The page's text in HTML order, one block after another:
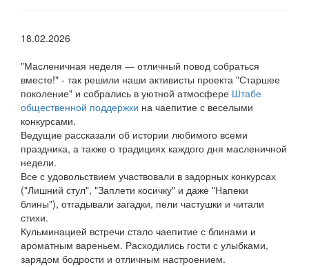
18.02.2026
"Масленичная неделя — отличный повод собраться
вместе!" - так решили наши активисты проекта "Старшее
поколение" и собрались в уютной атмосфере Штабе
общественной поддержки на чаепитие с веселыми
конкурсами.
Ведущие рассказали об истории любимого всеми
праздника, а также о традициях каждого дня масленичной
недели.
Все с удовольствием участвовали в задорных конкурсах
("Лишний стул", "Заплети косичку" и даже "Напеки
блины"), отгадывали загадки, пели частушки и читали
стихи.
Кульминацией встречи стало чаепитие с блинами и
ароматным вареньем. Расходились гости с улыбками,
зарядом бодрости и отличным настроением.